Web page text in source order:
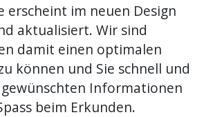
erscheint im neuen Design
aktualisiert. Wir sind
damit einen optimalen
können und Sie schnell und
Informationen
beim Erkunden.